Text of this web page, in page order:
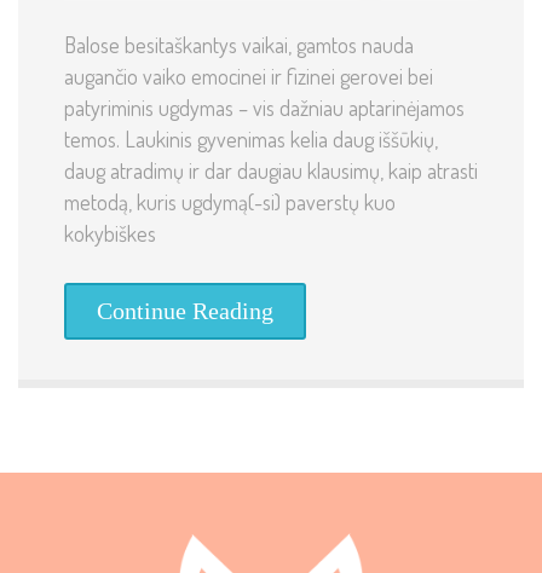
Balose besitaškantys vaikai, gamtos nauda
augančio vaiko emocinei ir fizinei gerovei bei
patyriminis ugdymas – vis dažniau aptarinėjamos
temos. Laukinis gyvenimas kelia daug iššūkių,
daug atradimų ir dar daugiau klausimų, kaip atrasti
metodą, kuris ugdymą(-si) paverstų kuo
kokybiškes
Continue Reading